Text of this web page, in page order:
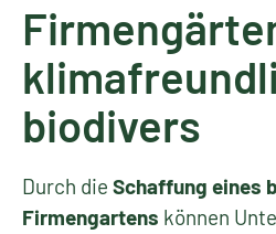
biodivers
Durch die Schaffung eines
Firmengartens können